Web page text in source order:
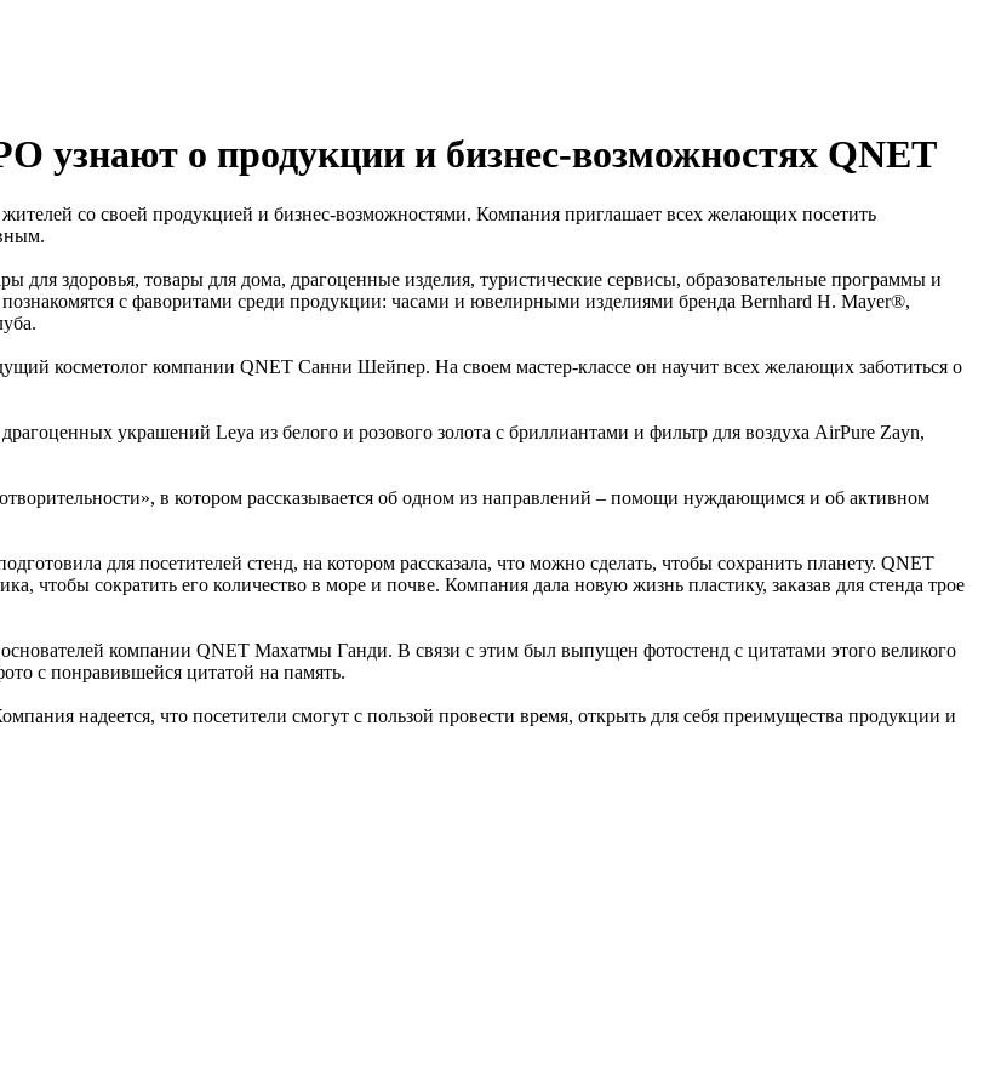
узнают о продукции и бизнес-возможностях QNET
со своей продукцией и бизнес-возможностями. Компания приглашает всех желающих посетить
для здоровья, товары для дома, драгоценные изделия, туристические сервисы, образовательные программы и
познакомятся с фаворитами среди продукции: часами и ювелирными изделиями бренда Bernhard H. Mayer®,
косметолог компании QNET Санни Шейпер. На своем мастер-классе он научит всех желающих заботиться о
украшений Leya из белого и розового золота с бриллиантами и фильтр для воздуха AirPure Zayn,
в котором рассказывается об одном из направлений – помощи нуждающимся и об активном
для посетителей стенд, на котором рассказала, что можно сделать, чтобы сохранить планету. QNET
чтобы сократить его количество в море и почве. Компания дала новую жизнь пластику, заказав для стенда трое
компании QNET Махатмы Ганди. В связи с этим был выпущен фотостенд с цитатами этого великого
с понравившейся цитатой на память.
надеется, что посетители смогут с пользой провести время, открыть для себя преимущества продукции и